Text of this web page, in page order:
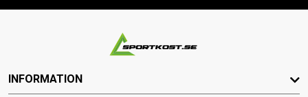
INFORMATION